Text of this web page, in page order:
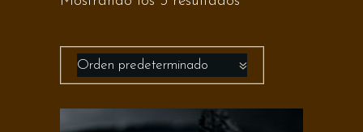
Orden predeterminado